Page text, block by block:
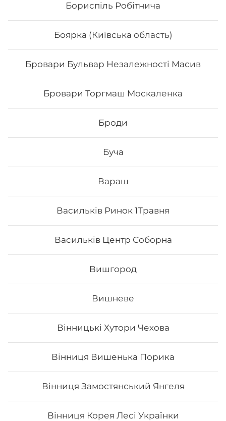
Бориспіль Робітнича
Боярка (Київська область)
Бровари Бульвар Незалежності Масив
Бровари Торгмаш Москаленка
Броди
Буча
Вараш
Васильків Ринок 1Травня
Васильків Центр Соборна
Вишгород
Вишневе
Вінницькі Хутори Чехова
Вінниця Вишенька Порика
Вінниця Замостянський Янгеля
Вінниця Корея Лесі Українки
Холодний чай «Fuze tea”
Холодний чай “Fuze tea” 0.5 л.
Напій Sprite
0,33 л
₴